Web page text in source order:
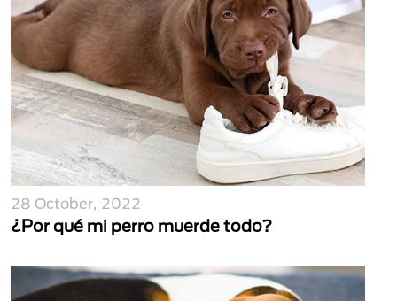
28 October, 2022
¿Por qué mi perro muerde todo?